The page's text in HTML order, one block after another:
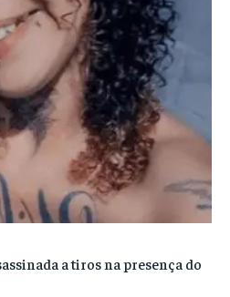
a tiros na presença do